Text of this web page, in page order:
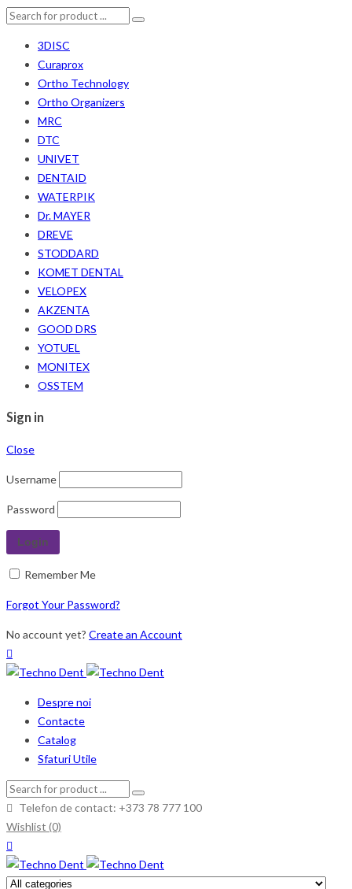
3DISC
Curaprox
Ortho Technology
Ortho Organizers
MRC
DTC
UNIVET
DENTAID
WATERPIK
Dr. MAYER
DREVE
STODDARD
KOMET DENTAL
VELOPEX
AKZENTA
GOOD DRS
YOTUEL
MONITEX
OSSTEM
Sign in
Close
Username
Password
Remember Me
Forgot Your Password?
No account yet? Create an Account
Despre noi
Contacte
Catalog
Sfaturi Utile
Telefon de contact: +373 78 777 100
Wishlist (0)